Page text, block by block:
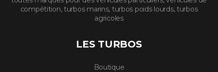
compétition, turbos marins, turbos poids lourds, turbos
agricoles
LES TURBOS
Boutique